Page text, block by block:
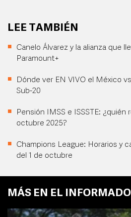
LEE TAMBIÉN
Canelo Álvarez y la alianza que
Paramount+
Dónde ver EN VIVO el México
Sub-20
Pensión IMSS e ISSSTE: ¿quién
octubre 2025?
Champions League: Horarios y
del 1 de octubre
MÁS EN EL